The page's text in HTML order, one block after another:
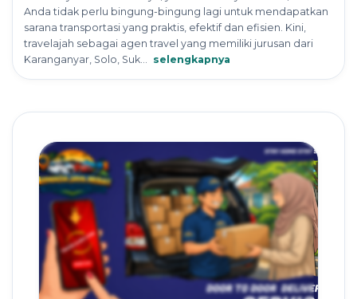
Anda tidak perlu bingung-bingung lagi untuk mendapatkan
sarana transportasi yang praktis, efektif dan efisien. Kini,
travelajah sebagai agen travel yang memiliki jurusan dari
Karanganyar, Solo, Suk... selengkapnya